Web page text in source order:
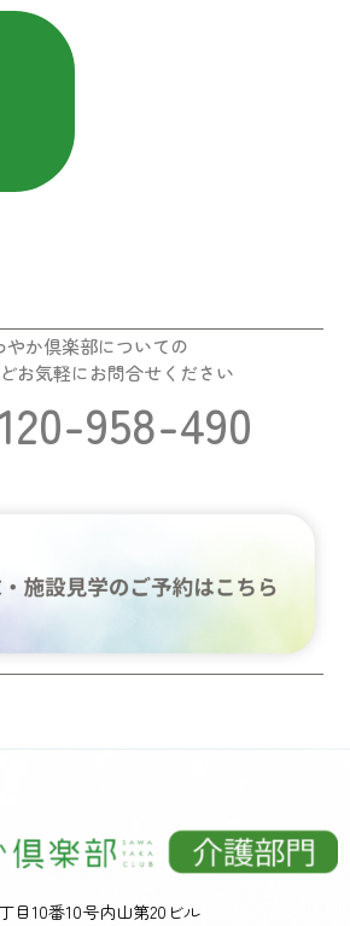
やか倶楽部についての
お気軽にお問合せください
958-490
目10番10号内山第20ビル